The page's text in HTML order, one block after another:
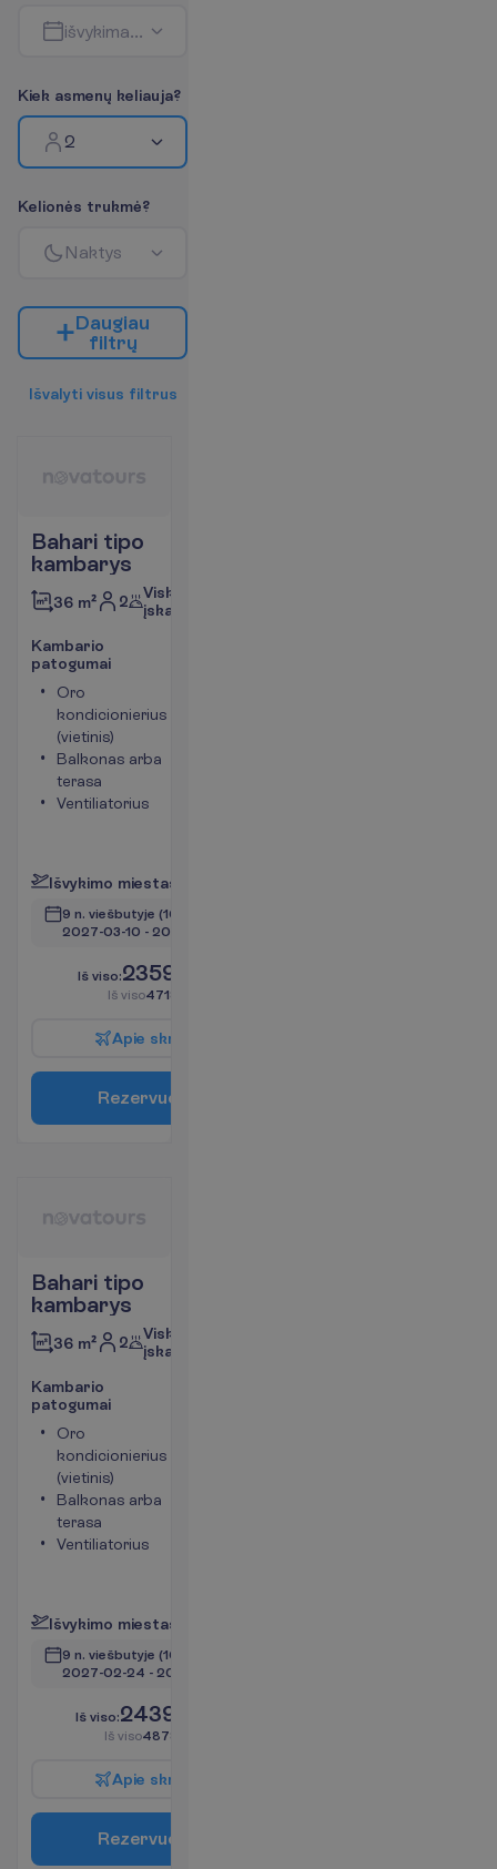
išvykimas g
Kiek asmenų keliauja?
2
Kelionės trukmė?
Naktys
Daugiau
filtrų
Išvalyti visus filtrus
Bahari tipo
kambarys
36 m² 2
Viskas
įskaičiuota
Kambario
patogumai
Oro
kondicionierius
(vietinis)
Balkonas arba
terasa
Ventiliatorius
Išvykimo miestas
9 n. viešbutyje (10 n. iš viso)
2027-03-10 - 2027-03-20
Iš viso:2359.00
Iš viso4718.00
Apie skr
Rezervuo
Bahari tipo
kambarys
36 m² 2
Viskas
įskaičiuota
Kambario
patogumai
Oro
kondicionierius
(vietinis)
Balkonas arba
terasa
Ventiliatorius
Išvykimo miestas
9 n. viešbutyje (10 n. iš viso)
2027-02-24 - 2027-03-06
Iš viso:2439.00
Iš viso4878.00
Apie skr
Rezervuo